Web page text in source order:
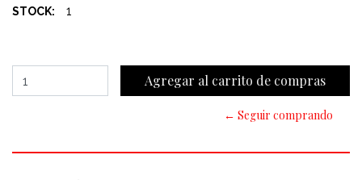
STOCK: 1
← Seguir comprando